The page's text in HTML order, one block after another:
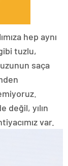
hep aynı
tuzlu,
saça
değil, yılın
var.